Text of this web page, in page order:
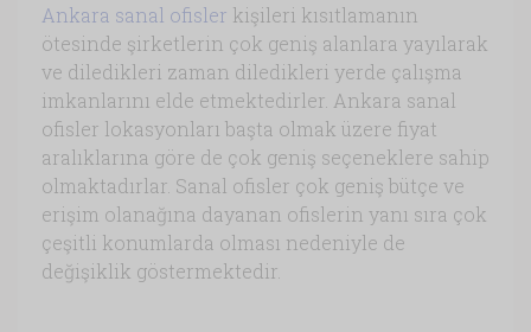
Ankara sanal ofisler kişileri kısıtlamanın
ötesinde şirketlerin çok geniş alanlara yayılarak
ve diledikleri zaman diledikleri yerde çalışma
imkanlarını elde etmektedirler. Ankara sanal
ofisler lokasyonları başta olmak üzere fiyat
aralıklarına göre de çok geniş seçeneklere sahip
olmaktadırlar. Sanal ofisler çok geniş bütçe ve
erişim olanağına dayanan ofislerin yanı sıra çok
çeşitli konumlarda olması nedeniyle de
değişiklik göstermektedir.